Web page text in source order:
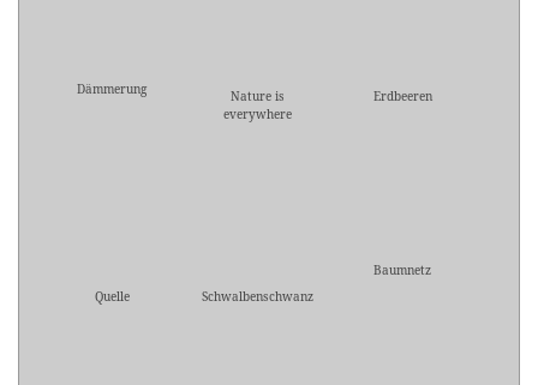
Dämmerung
Nature is
everywhere
Erdbeeren
Quelle Schwalbenschwanz
Baumnetz